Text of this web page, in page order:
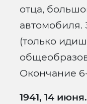
отца,
автомобиля.
(только
Окончание
1941, 14 июня.